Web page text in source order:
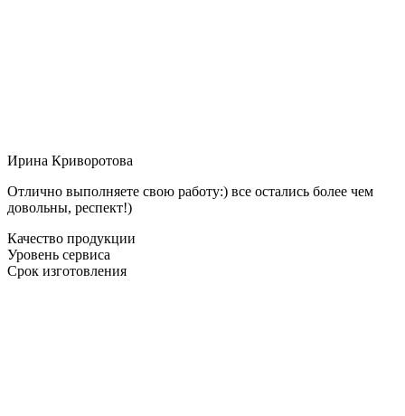
Ирина Криворотова
Отлично выполняете свою работу:) все остались более чем
довольны, респект!)
Качество продукции
Уровень сервиса
Срок изготовления